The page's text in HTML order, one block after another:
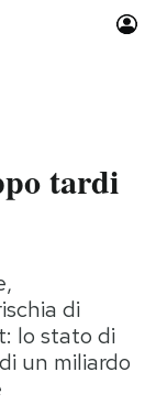
tardi
di
lo stato di
un miliardo